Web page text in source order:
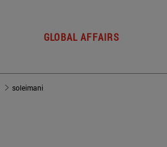
GLOBAL AFFAIRS
soleimani